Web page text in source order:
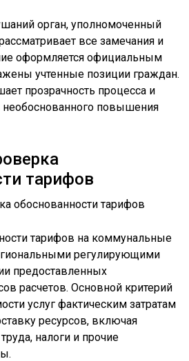
орган, уполномоченный
все замечания и
оформляется официальным
учтенные позиции граждан.
прозрачность процесса и
необоснованного повышения
тарифов
тарифов на коммунальные
регулирующими
предоставленных
расчетов. Основной критерий
услуг фактическим затратам
ресурсов, включая
налоги и прочие